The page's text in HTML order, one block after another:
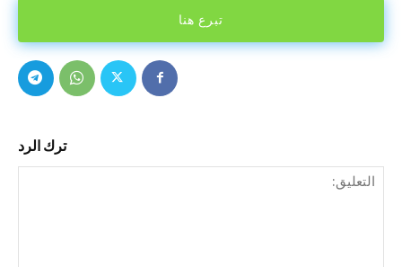
تبرع هنا
ترك الرد